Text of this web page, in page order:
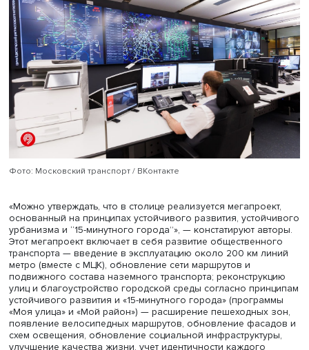
В Москве, обращают внимание авторы, к середине
годов выработался формат смешанной
мультифункциональной застройки «город в городе», где
жилые дома сочетаются с площадями для торговли и
активности, используются разнообразные архитектура
эстетичные решения фасадов. В таких районах есть вся
инфраструктура «15-минутного города». Его идеи
в кварталах старой застройки (тогда инфраструктурные
объекты модернизируются) и в новых микрорайонах.
этом в последних заметны неочевидные социальные
последствия концепции. Комплексная застройка
формата остается недоступной для горожан с
доходами и воспроизводит социальное расслоение.
изолированного острова.